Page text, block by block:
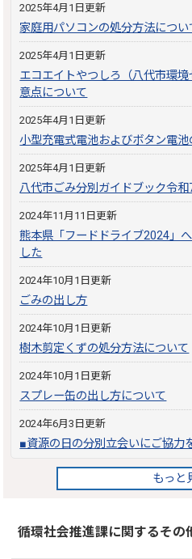
2025年4月1日更新
家庭用パソコンの処分方法につい
2025年4月1日更新
エコエイトやつしろ（八代市環
意点について
2025年4月1日更新
小型充電式電池およびボタン電
2025年4月1日更新
八代市ごみ分別ガイドブック令
2024年11月11日更新
熊本県「フードドライブ2024」
した
2024年10月1日更新
ごみの出し方
2024年10月1日更新
樹木剪定くずの処分方法について
2024年10月1日更新
スプレー缶の出し方について
2024年6月3日更新
■資源の日の分別立会いにご協力
もっと
循環社会推進課に関するその